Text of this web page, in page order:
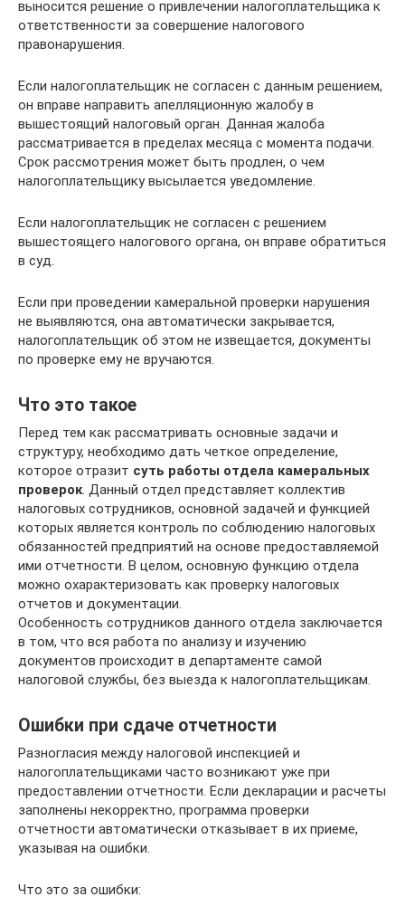
выносится решение о привлечении налогоплательщика к
ответственности за совершение налогового
правонарушения.
Если налогоплательщик не согласен с данным решением,
он вправе направить апелляционную жалобу в
вышестоящий налоговый орган. Данная жалоба
рассматривается в пределах месяца с момента подачи.
Срок рассмотрения может быть продлен, о чем
налогоплательщику высылается уведомление.
Если налогоплательщик не согласен с решением
вышестоящего налогового органа, он вправе обратиться
в суд.
Если при проведении камеральной проверки нарушения
не выявляются, она автоматически закрывается,
налогоплательщик об этом не извещается, документы
по проверке ему не вручаются.
Что это такое
Перед тем как рассматривать основные задачи и
структуру, необходимо дать четкое определение,
которое отразит суть работы отдела камеральных
проверок. Данный отдел представляет коллектив
налоговых сотрудников, основной задачей и функцией
которых является контроль по соблюдению налоговых
обязанностей предприятий на основе предоставляемой
ими отчетности. В целом, основную функцию отдела
можно охарактеризовать как проверку налоговых
отчетов и документации.
Особенность сотрудников данного отдела заключается
в том, что вся работа по анализу и изучению
документов происходит в департаменте самой
налоговой службы, без выезда к налогоплательщикам.
Ошибки при сдаче отчетности
Разногласия между налоговой инспекцией и
налогоплательщиками часто возникают уже при
предоставлении отчетности. Если декларации и расчеты
заполнены некорректно, программа проверки
отчетности автоматически отказывает в их приеме,
указывая на ошибки.
Что это за ошибки: